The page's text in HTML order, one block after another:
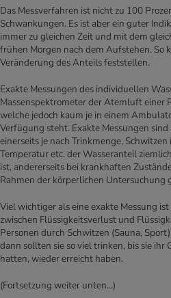
Das Messverfahren ist nicht zu 100
Schwankungen. Es ist aber ein guter
immer zu gleichen Zeit und mit dem
frühen Morgen nach dem Aufstehen. So
Veränderung des Anteils feststellen.
Exakte Messungen des individuellen
Massenspektrometer der Atemluft einer
welche jedoch kaum je in einem
Verfügung steht. Exakte Messungen
einerseits je nach Trinkmenge,
Temperatur etc. der Wasseranteil
ist, andererseits bei krankhaften
Rahmen der körperlichen
Viel wichtiger als eine exakte Messung
zwischen Flüssigkeitsverlust und
Personen durch Schwitzen (Sauna,
dann sollten sie so viel trinken, bis sie
hatten, wieder erreicht haben.
(Fortsetzung weiter unten...)